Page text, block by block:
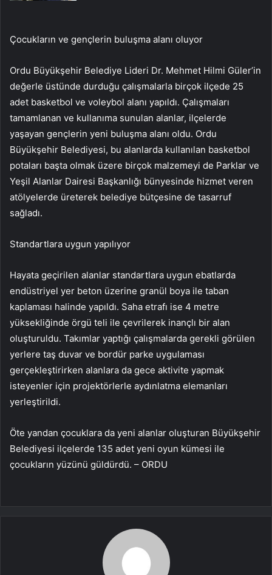
Çocukların ve gençlerin buluşma alanı oluyor
Ordu Büyükşehir Belediye Lideri Dr. Mehmet Hilmi Güler’in
değerle üstünde durduğu çalışmalarla birçok ilçede 25
adet basketbol ve voleybol alanı yapıldı. Çalışmaları
tamamlanan ve kullanıma sunulan alanlar, ilçelerde
yaşayan gençlerin yeni buluşma alanı oldu. Ordu
Büyükşehir Belediyesi, bu alanlarda kullanılan basketbol
potaları başta olmak üzere birçok malzemeyi de Parklar ve
Yeşil Alanlar Dairesi Başkanlığı bünyesinde hizmet veren
atölyelerde üreterek belediye bütçesine de tasarruf
sağladı.
Standartlara uygun yapılıyor
Hayata geçirilen alanlar standartlara uygun ebatlarda
endüstriyel yer beton üzerine granül boya ile taban
kaplaması halinde yapıldı. Saha etrafı ise 4 metre
yüksekliğinde örgü teli ile çevrilerek inançlı bir alan
oluşturuldu. Takımlar yaptığı çalışmalarda gerekli görülen
yerlere taş duvar ve bordür parke uygulaması
gerçekleştirirken alanlara da gece aktivite yapmak
isteyenler için projektörlerle aydınlatma elemanları
yerleştirildi.
Öte yandan çocuklara da yeni alanlar oluşturan Büyükşehir
Belediyesi ilçelerde 135 adet yeni oyun kümesi ile
çocukların yüzünü güldürdü. – ORDU